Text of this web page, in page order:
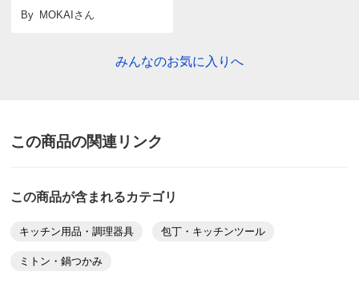
By MOKAI さん
みんなのお気に入りへ
この商品の関連リンク
この商品が含まれるカテゴリ
キッチン用品・調理器具 包丁・キッチンツール
ミトン・鍋つかみ